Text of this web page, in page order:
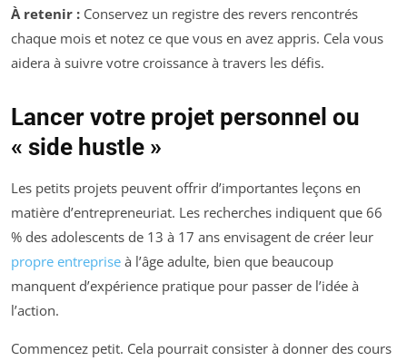
À retenir : Conservez un registre des revers rencontrés
chaque mois et notez ce que vous en avez appris. Cela vous
aidera à suivre votre croissance à travers les défis.
Lancer votre projet personnel ou
« side hustle »
Les petits projets peuvent offrir d’importantes leçons en
matière d’entrepreneuriat. Les recherches indiquent que 66
% des adolescents de 13 à 17 ans envisagent de créer leur
propre entreprise à l’âge adulte, bien que beaucoup
manquent d’expérience pratique pour passer de l’idée à
l’action.
Commencez petit. Cela pourrait consister à donner des cours